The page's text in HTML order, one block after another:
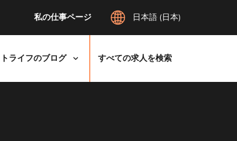
私の仕事ページ 日本語 (日本)
ライフのブログ すべての求人を検索